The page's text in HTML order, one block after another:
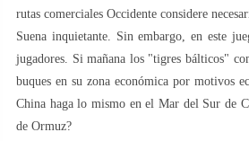
rutas comerciales Occidente considere
Suena inquietante. Sin embargo, en este
jugadores. Si mañana los "tigres bálticos"
buques en su zona económica por motivos
China haga lo mismo en el Mar del Sur de
de Ormuz?